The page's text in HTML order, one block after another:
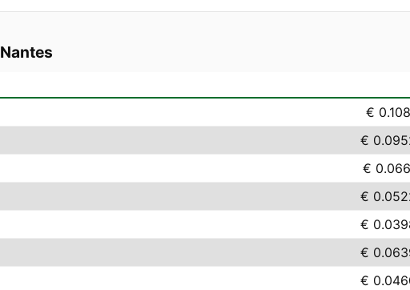
Nantes
€
€
€
€
€
€
€